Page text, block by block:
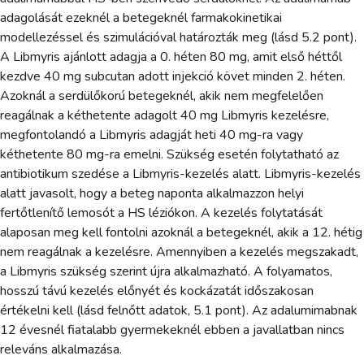
adagolását ezeknél a betegeknél farmakokinetikai
modellezéssel és szimulációval határozták meg (lásd 5.2 pont).
A Libmyris ajánlott adagja a 0. héten 80 mg, amit első héttől
kezdve 40 mg subcutan adott injekció követ minden 2. héten.
Azoknál a serdülőkorú betegeknél, akik nem megfelelően
reagálnak a kéthetente adagolt 40 mg Libmyris kezelésre,
megfontolandó a Libmyris adagját heti 40 mg-ra vagy
kéthetente 80 mg-ra emelni. Szükség esetén folytatható az
antibiotikum szedése a Libmyris-kezelés alatt. Libmyris-kezelés
alatt javasolt, hogy a beteg naponta alkalmazzon helyi
fertőtlenítő lemosót a HS léziókon. A kezelés folytatását
alaposan meg kell fontolni azoknál a betegeknél, akik a 12. hétig
nem reagálnak a kezelésre. Amennyiben a kezelés megszakadt,
a Libmyris szükség szerint újra alkalmazható. A folyamatos,
hosszú távú kezelés előnyét és kockázatát időszakosan
értékelni kell (lásd felnőtt adatok, 5.1 pont). Az adalumimabnak
12 évesnél fiatalabb gyermekeknél ebben a javallatban nincs
releváns alkalmazása.